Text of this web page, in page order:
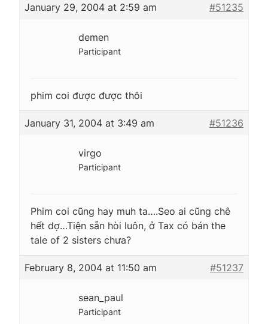
January 29, 2004 at 2:59 am #51235
demen
Participant
phim coi được được thôi
January 31, 2004 at 3:49 am #51236
virgo
Participant
Phim coi cũng hay muh ta….Seo ai cũng chê
hết dợ…Tiện sẵn hòi luôn, ở Tax có bán the
tale of 2 sisters chưa?
February 8, 2004 at 11:50 am #51237
sean_paul
Participant